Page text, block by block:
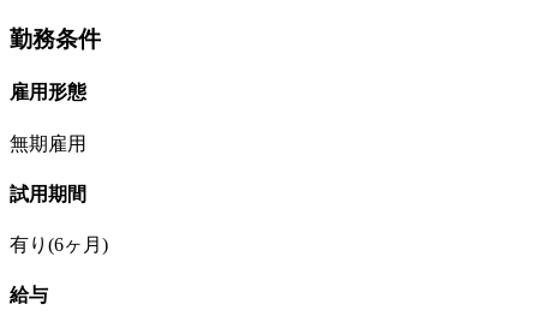
勤務条件
雇用形態
無期雇用
試用期間
有り(6ヶ月)
給与